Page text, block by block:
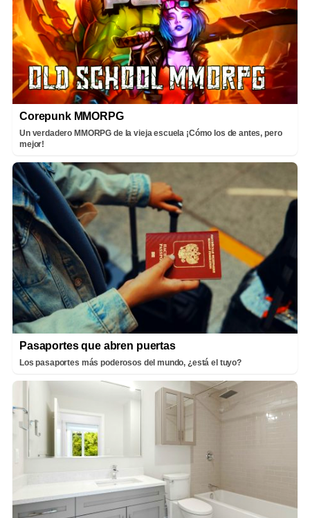
Corepunk MMORPG
Un verdadero MMORPG de la vieja escuela ¡Cómo los de antes, pero
mejor!
Pasaportes que abren puertas
Los pasaportes más poderosos del mundo, ¿está el tuyo?